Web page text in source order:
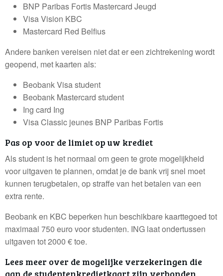
BNP Paribas Fortis Mastercard Jeugd
Visa Vision KBC
Mastercard Red Belfius
Andere banken vereisen niet dat er een zichtrekening wordt
geopend, met kaarten als:
Beobank Visa student
Beobank Mastercard student
Ing card Ing
Visa Classic jeunes BNP Paribas Fortis
Pas op voor de limiet op uw krediet
Als student is het normaal om geen te grote mogelijkheid
voor uitgaven te plannen, omdat je de bank vrij snel moet
kunnen terugbetalen, op straffe van het betalen van een
extra rente.
Beobank en KBC beperken hun beschikbare kaarttegoed tot
maximaal 750 euro voor studenten. ING laat ondertussen
uitgaven tot 2000 € toe.
Lees meer over de mogelijke verzekeringen die
aan de studentenkredietkaart zijn verbonden